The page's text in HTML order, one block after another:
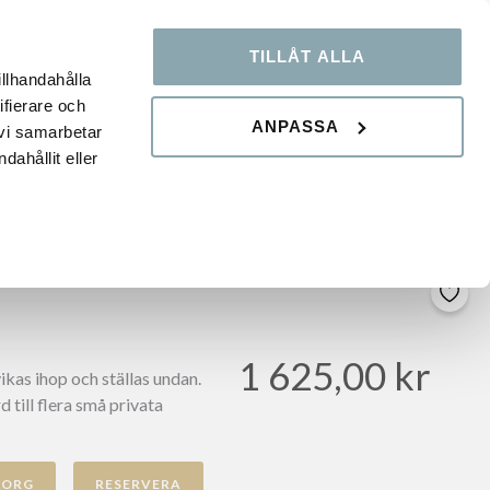
och
samarbetar
eller
TILLÅT ALLA
ANPASSA
KUNSKAPSBANK
1 625,00 kr
ihop och ställas undan.
till flera små privata